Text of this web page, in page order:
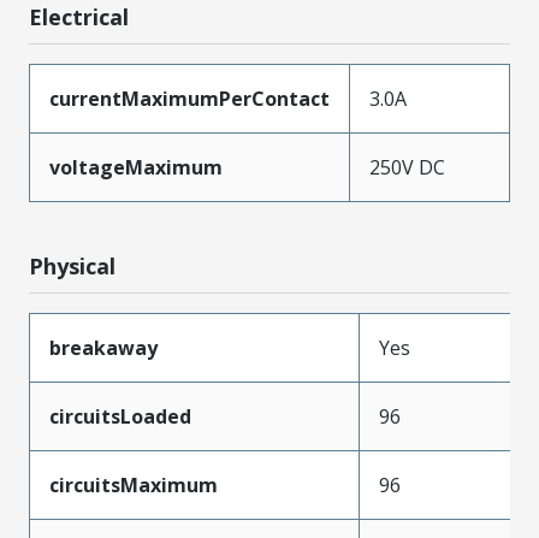
Electrical
currentMaximumPerContact 3.0A
voltageMaximum 250V DC
Physical
breakaway Yes
circuitsLoaded 96
circuitsMaximum 96